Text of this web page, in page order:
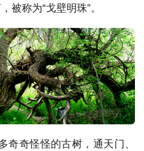
被称为“戈壁明珠”。
奇奇怪怪的古树，通天门、